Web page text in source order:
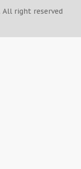
All right reserved